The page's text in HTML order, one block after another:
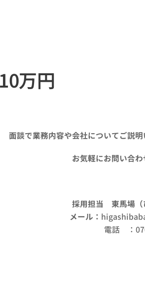
万円
面談で業務内容や会社についてご説明
お気軽にお問い合わ
採用担当 東馬場（
メール：
電話 ：